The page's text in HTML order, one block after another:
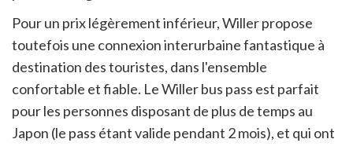
Pour un prix légèrement inférieur, Willer propose
toutefois une connexion interurbaine fantastique à
destination des touristes, dans l'ensemble
confortable et fiable. Le Willer bus pass est parfait
pour les personnes disposant de plus de temps au
Japon (le pass étant valide pendant 2 mois), et qui ont